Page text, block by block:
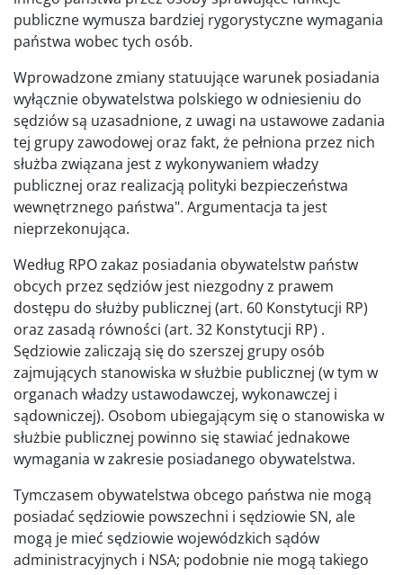
publiczne wymusza bardziej rygorystyczne wymagania
państwa wobec tych osób.
Wprowadzone zmiany statuujące warunek posiadania
wyłącznie obywatelstwa polskiego w odniesieniu do
sędziów są uzasadnione, z uwagi na ustawowe zadania
tej grupy zawodowej oraz fakt, że pełniona przez nich
służba związana jest z wykonywaniem władzy
publicznej oraz realizacją polityki bezpieczeństwa
wewnętrznego państwa". Argumentacja ta jest
nieprzekonująca.
Według RPO zakaz posiadania obywatelstw państw
obcych przez sędziów jest niezgodny z prawem
dostępu do służby publicznej (art. 60 Konstytucji RP)
oraz zasadą równości (art. 32 Konstytucji RP) .
Sędziowie zaliczają się do szerszej grupy osób
zajmujących stanowiska w służbie publicznej (w tym w
organach władzy ustawodawczej, wykonawczej i
sądowniczej). Osobom ubiegającym się o stanowiska w
służbie publicznej powinno się stawiać jednakowe
wymagania w zakresie posiadanego obywatelstwa.
Tymczasem obywatelstwa obcego państwa nie mogą
posiadać sędziowie powszechni i sędziowie SN, ale
mogą je mieć sędziowie wojewódzkich sądów
administracyjnych i NSA; podobnie nie mogą takiego